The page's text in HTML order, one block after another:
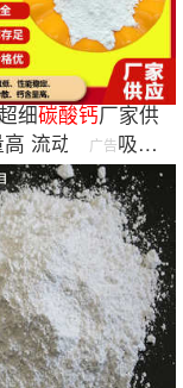
细碳酸钙厂家供
流动性好 吸油
稳定
广告